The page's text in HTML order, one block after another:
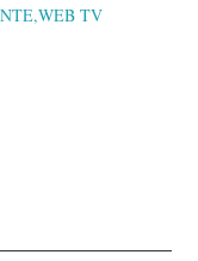
TV